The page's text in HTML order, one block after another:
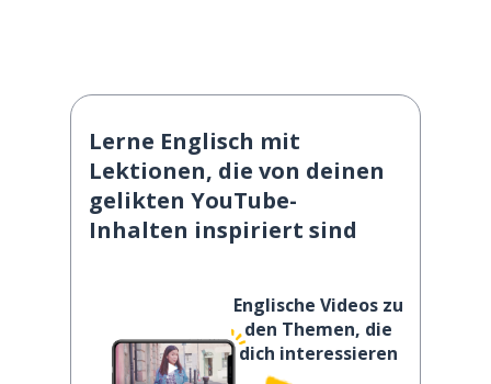
Lerne Englisch mit
Lektionen, die von deinen
gelikten YouTube-
Inhalten inspiriert sind
Englische Videos zu
den Themen, die
dich interessieren